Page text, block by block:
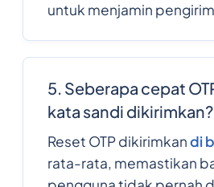
untuk menjamin
5. Seberapa cepat
kata sandi dikirimkan?
Reset OTP dikirimkandi
rata-rata, memastikan